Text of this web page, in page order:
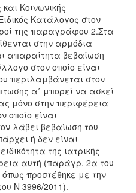
Κοινωνικής
Κατάλογος στον
της παραγράφου 2.Στα
στην αρμόδια
απαραίτητα βεβαίωση
στον οποίο είναι
περιλαμβάνεται στον
α΄ μπορεί να ασκεί
μόνο στην περιφέρεια
οποίο είναι
λάβει βεβαίωση του
ή δεν είναι
της ιατρικής
αυτή (παράγρ. 2α του
προστέθηκε με την
Ν 3996/2011).